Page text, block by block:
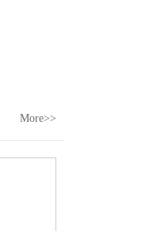
More>>